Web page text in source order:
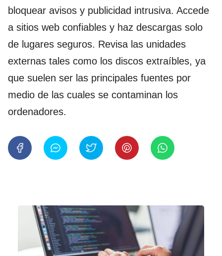
bloquear avisos y publicidad intrusiva. Accede
a sitios web confiables y haz descargas solo
de lugares seguros. Revisa las unidades
externas tales como los discos extraíbles, ya
que suelen ser las principales fuentes por
medio de las cuales se contaminan los
ordenadores.